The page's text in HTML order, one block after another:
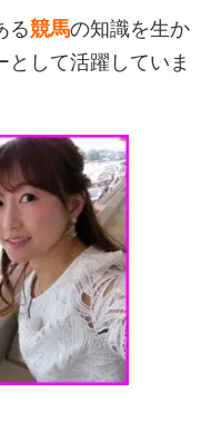
る競馬の知識を生か
として活躍していま